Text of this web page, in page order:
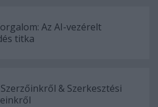
Az AI-vezérelt
titka
& Szerkesztési